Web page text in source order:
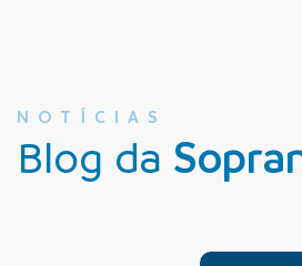
NOTÍCIAS
Blog da